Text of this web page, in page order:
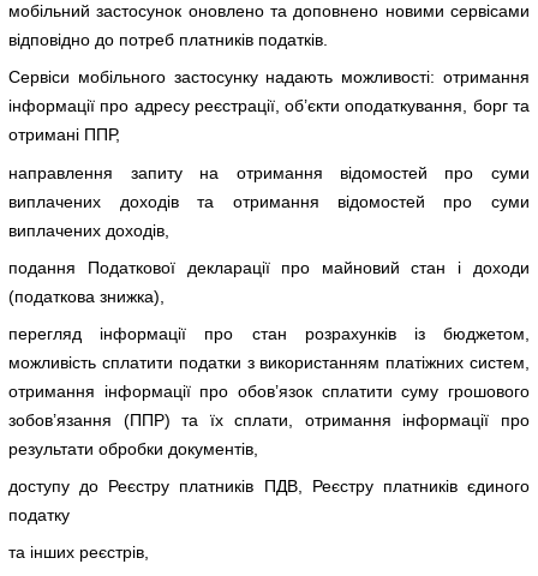
мобільний застосунок оновлено та доповнено новими сервісами
відповідно до потреб платників податків.
Сервіси мобільного застосунку надають можливості: отримання
інформації про адресу реєстрації, об’єкти оподаткування, борг та
отримані ППР,
направлення запиту на отримання відомостей про суми
виплачених доходів та отримання відомостей про суми
виплачених доходів,
подання Податкової декларації про майновий стан і доходи
(податкова знижка),
перегляд інформації про стан розрахунків із бюджетом,
можливість сплатити податки з використанням платіжних систем,
отримання інформації про обов’язок сплатити суму грошового
зобов’язання (ППР) та їх сплати, отримання інформації про
результати обробки документів,
доступу до Реєстру платників ПДВ, Реєстру платників єдиного
податку
та інших реєстрів,